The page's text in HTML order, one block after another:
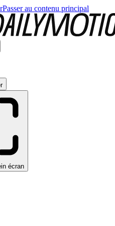
Passer au contenu principal
écran